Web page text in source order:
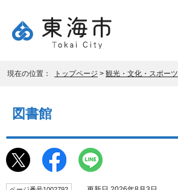
現在の位置： トップページ > 観光・文化・スポーツ
図書館